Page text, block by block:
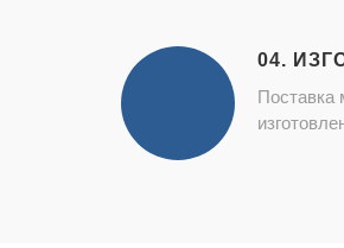
04.
Поставка